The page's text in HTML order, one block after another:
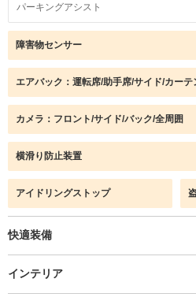
パーキングアシスト
障害物センサー
エアバック：運転席/助手席/サイド/カーテ
カメラ：フロント/サイド/バック/全周囲
横滑り防止装置
アイドリングストップ
快適装備
インテリア